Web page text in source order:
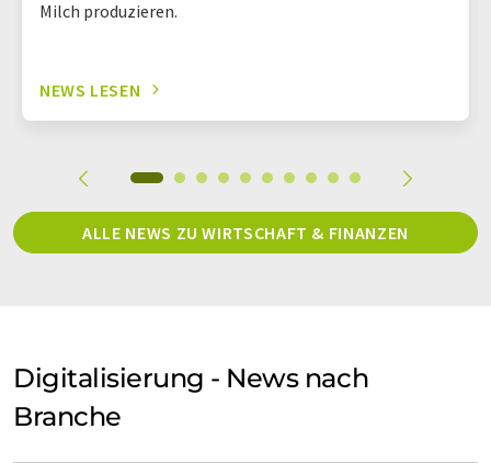
Milch produzieren.
NEWS LESEN
ALLE NEWS ZU WIRTSCHAFT & FINANZEN
Digitalisierung - News nach
Branche